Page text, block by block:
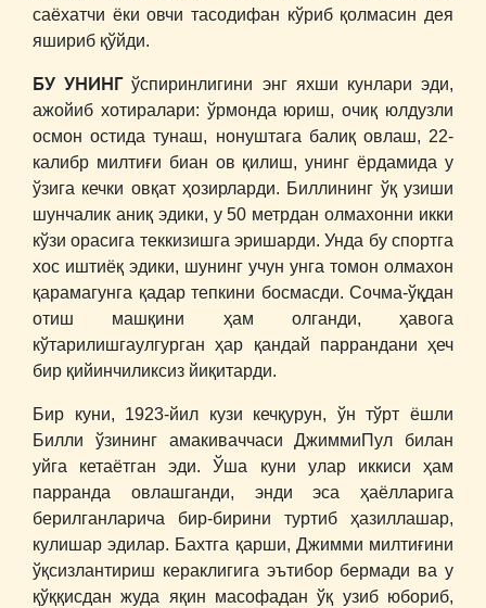
саёхатчи ёки овчи тасодифан кўриб қолмасин дея
яшириб қўйди.
БУ УНИНГўспиринлигини энг яхши кунлари эди,
ажойиб хотиралари: ўрмонда юриш, очиқ юлдузли
осмон остида тунаш, нонуштага балиқ овлаш, 22-
калибр милтиғи биан ов қилиш, унинг ёрдамида у
ўзига кечки овқат ҳозирларди. Биллининг ўқ узиши
шунчалик аниқ эдики, у 50 метрдан олмахонни икки
кўзи орасига теккизишга эришарди. Унда бу спортга
хос иштиёқ эдики, шунинг учун унга томон олмахон
қарамагунга қадар тепкини босмасди. Сочма-ўқдан
отиш машқини ҳам олганди, ҳавога
кўтарилишгаулгурган ҳар қандай паррандани ҳеч
бир қийинчиликсиз йиқитарди.
Бир куни, 1923-йил кузи кечқурун, ўн тўрт ёшли
Билли ўзининг амакиваччаси ДжиммиПул билан
уйга кетаётган эди. Ўша куни улар иккиси ҳам
парранда овлашганди, энди эса ҳаёлларига
берилганларича бир-бирини туртиб ҳазиллашар,
кулишар эдилар. Бахтга қарши, Джимми милтиғини
ўқсизлантириш кераклигига эътибор бермади ва у
қўққисдан жуда яқин масофадан ўқ узиб юбориб,